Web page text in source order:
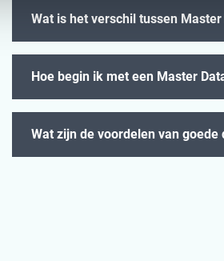
Wat is het verschil tussen
Hoe begin ik met een Master
Wat zijn de voordelen van goede